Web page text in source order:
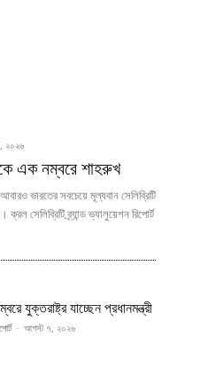
২০২৬
এক নম্বরে শাহরুখ
ভারতের সবচেয়ে মূল্যবান সেলিব্রিটি
ক্রল সেলিব্রিটি ব্র্যান্ড ভ্যালুয়েশন রিপোর্ট
যুক্তরাষ্ট্র যাচ্ছেন প্রধানমন্ত্রী
- আগস্ট ৭, ২০২৬